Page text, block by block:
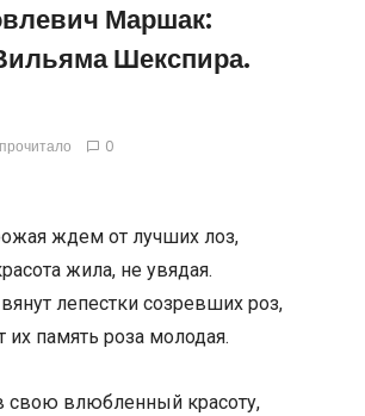
Маршак:
Шекспира.
0
от лучших лоз,
жила, не увядая.
созревших роз,
роза молодая.
влюбленный красоту,